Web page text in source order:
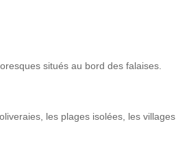
situés au bord des falaises.
les plages isolées, les villages